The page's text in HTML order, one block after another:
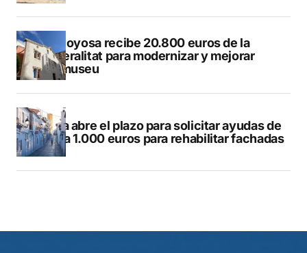
Villajoyosa recibe 20.800 euros de la
Generalitat para modernizar y mejorar
Vilamuseu
Altea abre el plazo para solicitar ayudas de
hasta 1.000 euros para rehabilitar fachadas